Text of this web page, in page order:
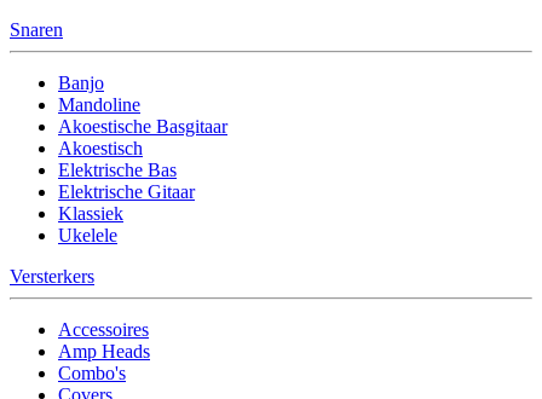
Snaren
Banjo
Mandoline
Akoestische Basgitaar
Akoestisch
Elektrische Bas
Elektrische Gitaar
Klassiek
Ukelele
Versterkers
Accessoires
Amp Heads
Combo's
Covers